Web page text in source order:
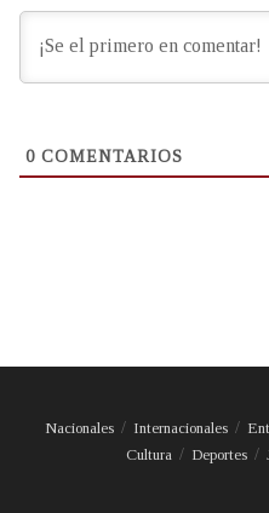
0 COMENTARIOS
Nacionales Internacionales
Cultura
Deportes